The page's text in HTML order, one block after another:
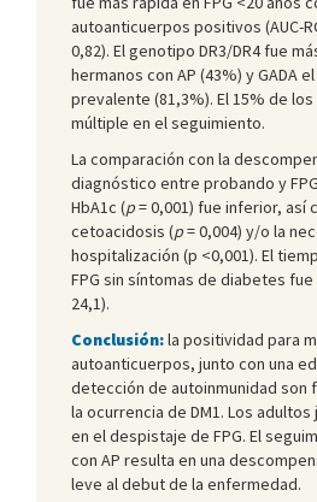
autoanticuerpos positivos (AUC-
0,82). El genotipo DR3/DR4 fue
hermanos con AP (43%) y GADA
prevalente (81,3%). El 15% de
múltiple en el seguimiento.
La comparación con la
diagnóstico entre probando y
HbA1c (p= 0,001) fue inferior, así
cetoacidosis (p= 0,004) y/o la
hospitalización (p <0,001). El
FPG sin síntomas de diabetes fue
24,1).
Conclusión:la positividad para
autoanticuerpos, junto con una
detección de autoinmunidad
la ocurrencia de DM1. Los
en el despistaje de FPG. El
con AP resulta en una
leve al debut de la enfermedad.